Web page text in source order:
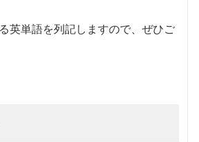
英単語を列記しますので、ぜひご